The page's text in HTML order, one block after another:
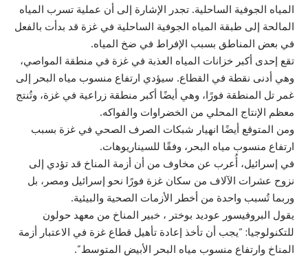
المياه الجوفية الساحلية. تجدر الإشارة إلى أن عملية تسرب المياه
المالحة إلى طبقة المياه الجوفية الساحلية في غزة قد بدأت بالفعل
في بعض المناطق بسبب الإفراط في ضخ المياه.
تقع إحدى أكبر خزانات المياه العذبة في غزة في منطقة المواصي،
وهي أدنى نقطة في القطاع. سيؤدي ارتفاع منسوب مياه البحر إلى
غمر تل المنطقة فورًا، وهي أيضًا أكبر منطقة زراعية في غزة، وتُنتج
معظم الإنتاج المحلي من الخضراوات والفواكه.
ومن المتوقع أيضًا انهيار شبكات الصرف الصحي في غزة بسبب
ارتفاع منسوب مياه البحر، وفقًا للسيناريوهات.
في إسرائيل، أُعرب عن مخاوف من أن أزمة المناخ قد تؤدي إلى
نزوح عشرات الآلاف من سكان غزة فورًا نحو إسرائيل ومصر، بل
وربما تُسبب واحدة من أخطر الأزمات الصحية والبيئية.
يقول البروفيسور عوديد بوختر ، خبير المناخ من معهد حولون
للتكنولوجيا: “يجب أن تأخذ إعادة تأهيل قطاع غزة في الاعتبار أزمة
المناخ وارتفاع منسوب مياه البحر الأبيض المتوسط”.